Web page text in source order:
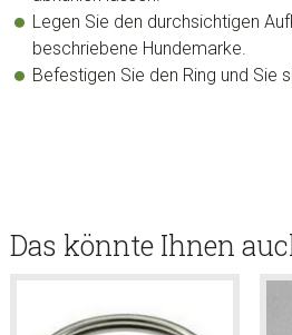
Legen Sie den durchsichtigen
beschriebene Hundemarke.
Befestigen Sie den Ring und Sie
Das könnte Ihnen